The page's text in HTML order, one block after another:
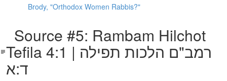
Brody, "Orthodox Women Rabbis?"
Source #5: Rambam Hilchot
Tefila 4:1 | רמב"ם הלכות תפילה
ד:א